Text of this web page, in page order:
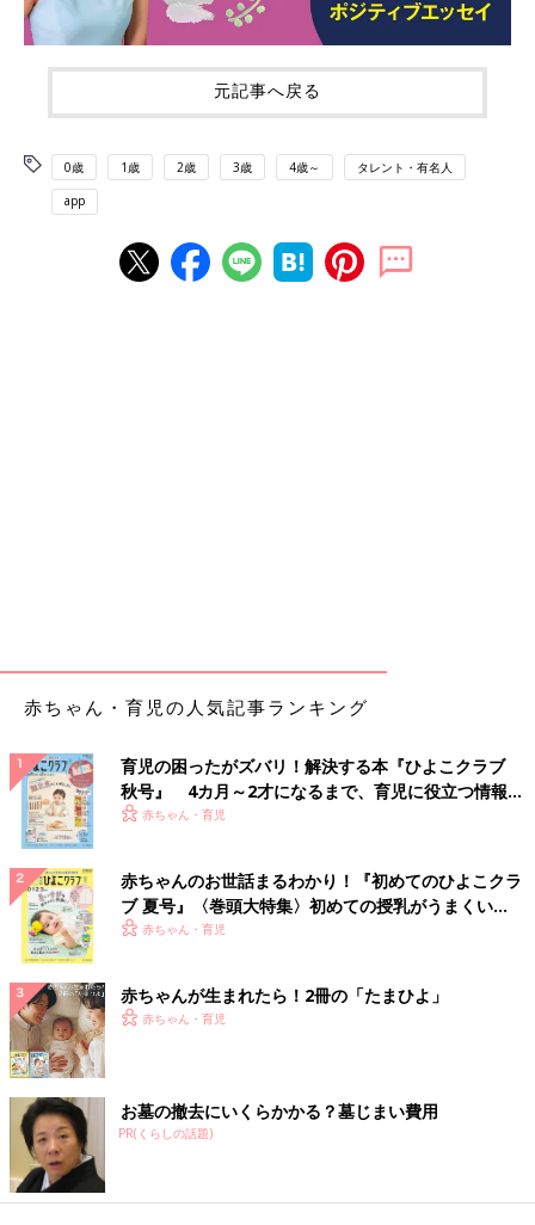
元記事へ戻る
0歳 1歳 2歳 3歳 4歳～ タレント・有名人
app
赤ちゃん・育児の人気記事ランキング
育児の困ったがズバリ！解決する本『ひよこクラブ
秋号』 4カ月～2才になるまで、育児に役立つ情報が
いっぱい！
赤ちゃん・育児
赤ちゃんのお世話まるわかり！『初めてのひよこクラ
ブ 夏号』〈巻頭大特集〉初めての授乳がうまくい
く！ おっぱい・ミルクの基本と夏のトラブル 解決テ
赤ちゃん・育児
赤ちゃんが生まれたら！2冊の「たまひよ」
赤ちゃん・育児
お墓の撤去にいくらかかる？墓じまい費用
PR(くらしの話題)